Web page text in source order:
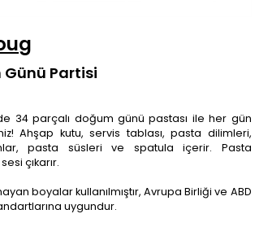
Partisi
34 parçalı doğum günü pastası ile her gün
Ahşap kutu, servis tablası, pasta dilimleri,
pasta süsleri ve spatula içerir. Pasta
çıkarır.
boyalar kullanılmıştır, Avrupa Birliği ve ABD
uygundur.